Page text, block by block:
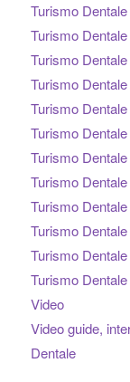
Turismo
Turismo
Turismo
Turismo
Turismo
Turismo
Turismo
Turismo
Turismo
Turismo
Turismo
Turismo
Video
Video guide,
Dentale